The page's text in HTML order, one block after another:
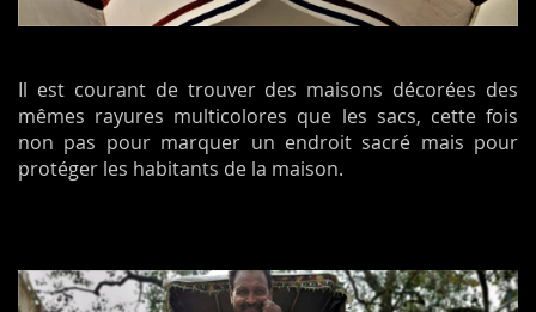
Il est courant de trouver des maisons décorées des
mêmes rayures multicolores que les sacs, cette fois
non pas pour marquer un endroit sacré mais pour
protéger les habitants de la maison.